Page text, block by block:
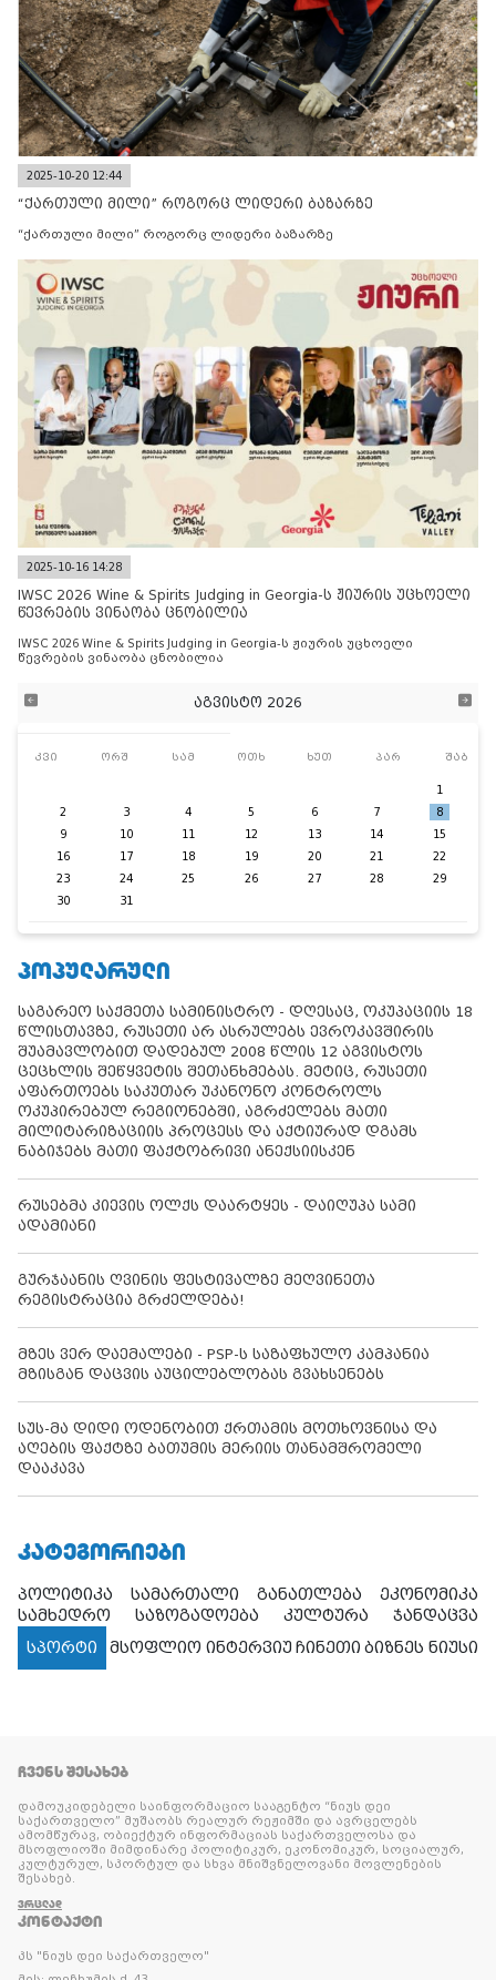
2025-10-20 12:44
“ქართული მილი” როგორც ლიდერი ბაზარზე
“ქართული მილი” როგორც ლიდერი ბაზარზე
2025-10-16 14:28
IWSC 2026 Wine & Spirits Judging in Georgia-ს ჟიურის უცხოელი
წევრების ვინაობა ცნობილია
IWSC 2026 Wine & Spirits Judging in Georgia-ს ჟიურის უცხოელი
წევრების ვინაობა ცნობილია
აგვისტო 2026
კვი ორშ სამ ოთხ ხუთ პარ შაბ
1
2
3 4 5 6 7
8
9
10 11 12 13 14
15
16
17 18 19 20 21
22
23
24 25 26 27 28
29
30
31
ᲞᲝᲞᲣᲚᲐᲠᲣᲚᲘ
საგარეო საქმეთა სამინისტრო - დღესაც, ოკუპაციის 18
წლისთავზე, რუსეთი არ ასრულებს ევროკავშირის
შუამავლობით დადებულ 2008 წლის 12 აგვისტოს
ცეცხლის შეწყვეტის შეთანხმებას. მეტიც, რუსეთი
აფართოებს საკუთარ უკანონო კონტროლს
ოკუპირებულ რეგიონებში, აგრძელებს მათი
მილიტარიზაციის პროცესს და აქტიურად დგამს
ნაბიჯებს მათი ფაქტობრივი ანექსიისკენ
რუსებმა კიევის ოლქს დაარტყეს - დაიღუპა სამი
ადამიანი
გურჯაანის ღვინის ფესტივალზე მეღვინეთა
რეგისტრაცია გრძელდება!
მზეს ვერ დაემალები - PSP-ს საზაფხულო კამპანია
მზისგან დაცვის აუცილებლობას გვახსენებს
სუს-მა დიდი ოდენობით ქრთამის მოთხოვნისა და
აღების ფაქტზე ბათუმის მერიის თანამშრომელი
დააკავა
ᲙᲐᲢᲔᲒᲝᲠᲘᲔᲑᲘ
პოლიტიკა სამართალი განათლება
ეკონომიკა
სამხედრო
საზოგადოება კულტურა
ჯანდაცვა
სპორტი
მსოფლიო ინტერვიუ ჩინეთი ბიზნეს ნიუსი
ᲩᲕᲔᲜᲡ ᲨᲔᲡᲐᲮᲔᲑ
დამოუკიდებელი საინფორმაციო სააგენტო “ნიუს დეი
საქართველო” მუშაობს რეალურ რეჟიმში და ავრცელებს
ამომწურავ, ობიექტურ ინფორმაციას საქართველოსა და
მსოფლიოში მიმდინარე პოლიტიკურ, ეკონომიკურ, სოციალურ,
კულტურულ, სპორტულ და სხვა მნიშვნელოვანი მოვლენების
შესახებ.
ᲕᲠᲪᲚᲐᲓ
ᲙᲝᲜᲢᲐᲥᲢᲘ
პს "ნიუს დეი საქართველო"